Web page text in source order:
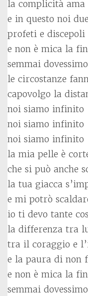
la complicità
e in questo noi
profeti e
e non è mica la
semmai
le circostanze
capovolgo la
noi siamo infinito
noi siamo infinito
noi siamo infinito
la mia pelle è
che si può anche
la tua giacca
e mi potrò
io ti devo tante
la differenza tra
tra il coraggio e
e la paura di non
e non è mica la
semmai